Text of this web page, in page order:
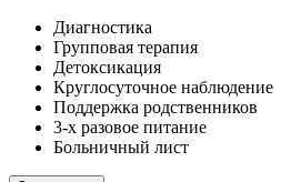
Диагностика
Групповая терапия
Детоксикация
Круглосуточное наблюдение
Поддержка родственников
3-х разовое питание
Больничный лист